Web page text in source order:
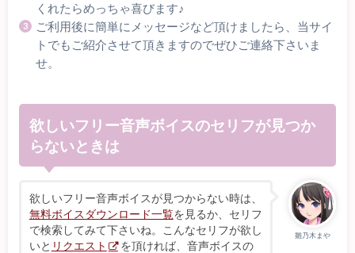
くれたらめっちゃ喜びます♪
ご利用後に簡単にメッセージなど頂けましたら、当サイ
トでもご紹介させて頂きますのでぜひご連絡下さいま
せ。
欲しいフリー音声ボイスのセリフが見つか
らないときは
雛乃木まや
欲しいフリー音声ボイスが見つからない時は、
無料ボイスダウンロード一覧を見るか、セリフ
で検索してみて下さいね。こんなセリフが欲し
いと リクエスト
を頂ければ、音声ボイスの